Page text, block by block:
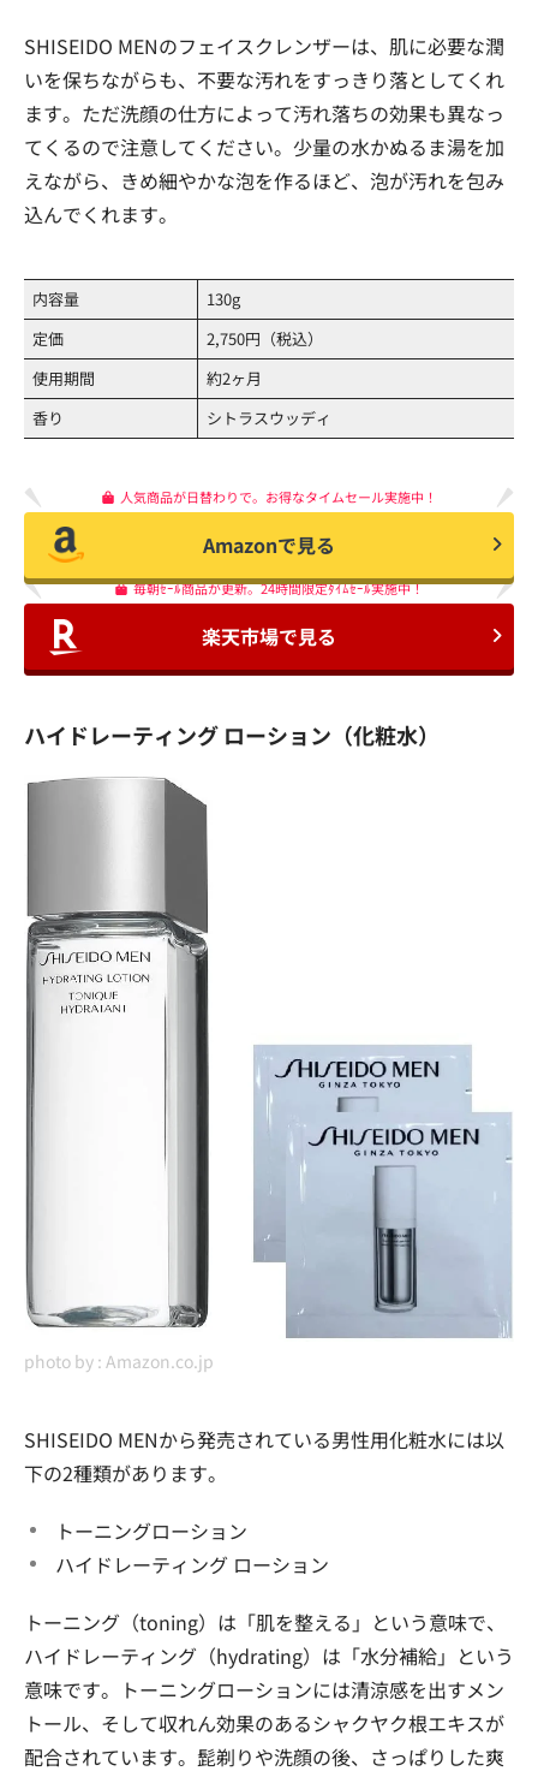
SHISEIDO MENのフェイスクレンザーは、肌に必要な潤
いを保ちながらも、不要な汚れをすっきり落としてくれ
ます。ただ洗顔の仕方によって汚れ落ちの効果も異なっ
てくるので注意してください。少量の水かぬるま湯を加
えながら、きめ細やかな泡を作るほど、泡が汚れを包み
込んでくれます。
内容量
130g
定価
2,750円（税込）
使用期間
約2ヶ月
香り
シトラスウッディ
人気商品が日替わりで。お得なタイムセール実施中！
Amazonで見る
毎朝ｾｰﾙ商品が更新。24時間限定ﾀｲﾑｾｰﾙ実施中！
楽天市場で見る
ハイドレーティング ローション（化粧水）
photo by : Amazon.co.jp
SHISEIDO MENから発売されている男性用化粧水には以
下の2種類があります。
トーニングローション
ハイドレーティング ローション
トーニング（toning）は「肌を整える」という意味で、
ハイドレーティング（hydrating）は「水分補給」という
意味です。トーニングローションには清涼感を出すメン
トール、そして収れん効果のあるシャクヤク根エキスが
配合されています。髭剃りや洗顔の後、さっぱりした爽